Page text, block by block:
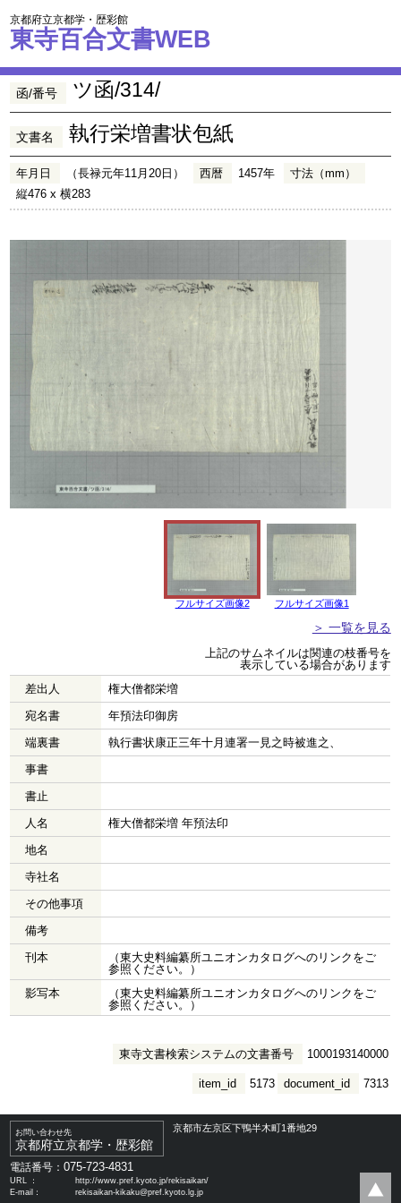
京都府立京都学・歴彩館
東寺百合文書WEB
函/番号 ツ函/314/
文書名 執行栄増書状包紙
年月日 （長禄元年11月20日） 西暦 1457年
寸法（mm）
縦476 x 横283
フルサイズ画像2 フルサイズ画像1
＞ 一覧を見る
上記のサムネイルは関連の枝番号を
表示している場合があります
差出人
権大僧都栄増
宛名書
年預法印御房
端裏書
執行書状康正三年十月連署一見之時被進之、
事書
書止
人名
権大僧都栄増 年預法印
地名
寺社名
その他事項
備考
刊本
（東大史料編纂所ユニオンカタログへのリンクをご
参照ください。）
影写本
（東大史料編纂所ユニオンカタログへのリンクをご
参照ください。）
東寺文書検索システムの文書番号 1000193140000
document_id 7313
item_id 5173
お問い合わせ先
京都府立京都学・歴彩館
京都市左京区下鴨半木町1番地29
電話番号：075-723-4831
URL ：
http://www.pref.kyoto.jp/rekisaikan/
E-mail：
rekisaikan-kikaku@pref.kyoto.lg.jp